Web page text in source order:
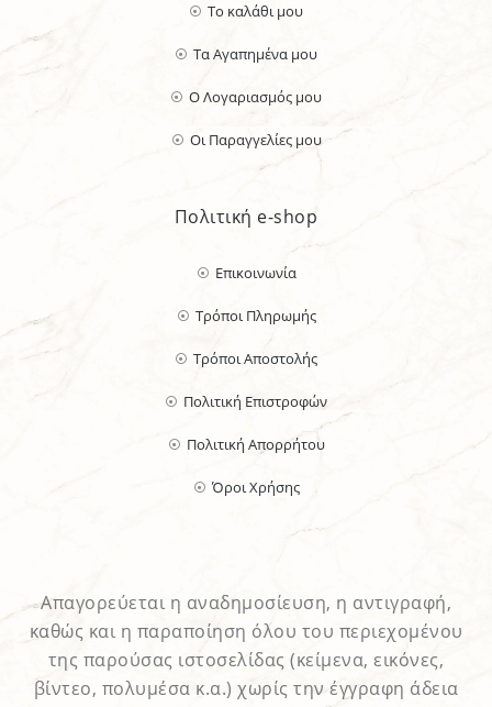
Το καλάθι μου
Τα Αγαπημένα μου
Ο Λογαριασμός μου
Οι Παραγγελίες μου
Πολιτική e-shop
Επικοινωνία
Τρόποι Πληρωμής
Τρόποι Αποστολής
Πολιτική Επιστροφών
Πολιτική Απορρήτου
Όροι Χρήσης
Απαγορεύεται η αναδημοσίευση, η αντιγραφή,
καθώς και η παραποίηση όλου του περιεχομένου
της παρούσας ιστοσελίδας (κείμενα, εικόνες,
βίντεο, πολυμέσα κ.α.) χωρίς την έγγραφη άδεια